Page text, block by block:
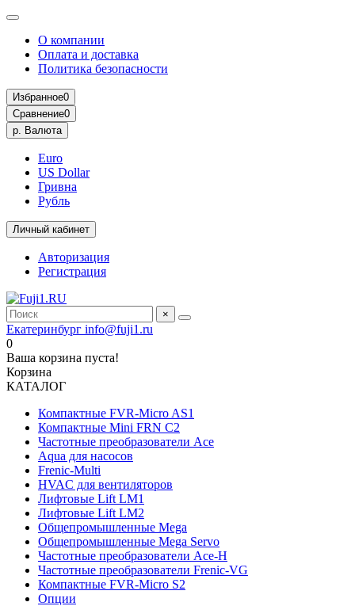
О компании
Оплата и доставка
Политика безопасности
Избранное0
Сравнение0
р. Валюта
Euro
US Dollar
Гривна
Рубль
Личный кабинет
Авторизация
Регистрация
×
Екатеринбург info@fuji1.ru
0
Ваша корзина пуста!
Корзина
КАТАЛОГ
Компактные FVR-Micro AS1
Компактные Mini FRN C2
Частотные преобразователи Ace
Aqua для насосов
Frenic-Multi
HVAC для вентиляторов
Лифтовые Lift LM1
Лифтовые Lift LM2
Общепромышленные Mega
Общепромышленные Mega Servo
Частотные преобразователи Ace-H
Частотные преобразователи Frenic-VG
Компактные FVR-Micro S2
Опции